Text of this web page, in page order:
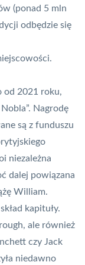
(ponad 5 mln
odbędzie się
od 2021 roku,
Nagrodę
są z funduszu
niezależna
dalej powiązana
William.
kapituły.
ale również
czy Jack
niedawno